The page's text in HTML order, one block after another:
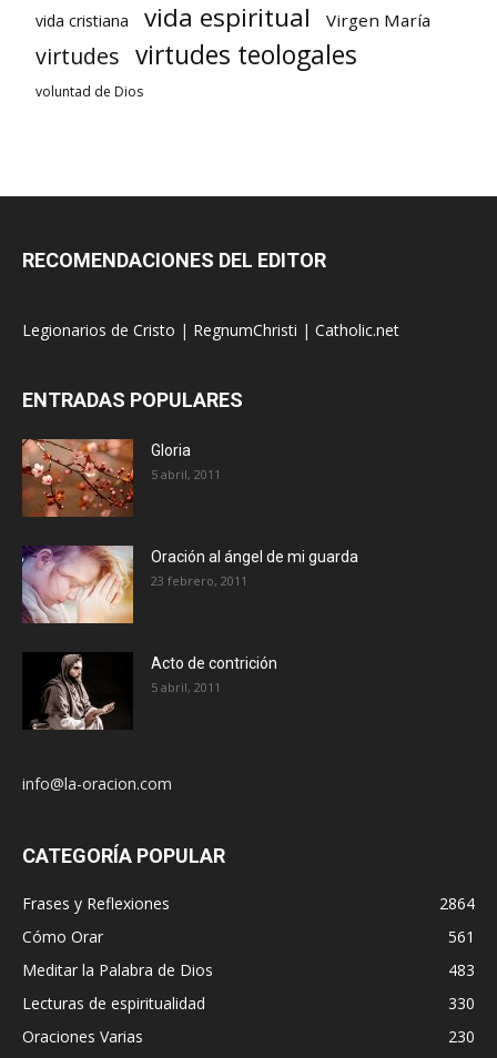
vida cristiana vida espiritual Virgen María
virtudes virtudes teologales
voluntad de Dios
RECOMENDACIONES DEL EDITOR
Legionarios de Cristo | RegnumChristi | Catholic.net
ENTRADAS POPULARES
Gloria
5 abril, 2011
Oración al ángel de mi guarda
23 febrero, 2011
Acto de contrición
5 abril, 2011
info@la-oracion.com
CATEGORÍA POPULAR
Frases y Reflexiones
2864
Cómo Orar
561
Meditar la Palabra de Dios
483
Lecturas de espiritualidad
330
Oraciones Varias
230